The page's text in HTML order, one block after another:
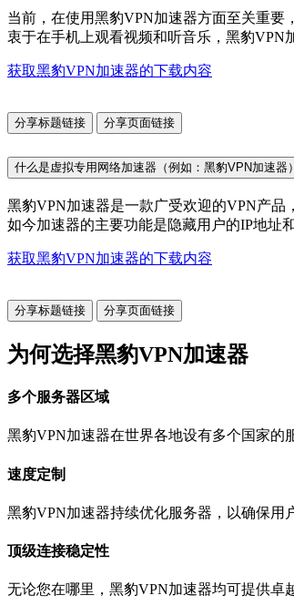
当前，在使用黑豹VPN加速器方面至关重
衷于在手机上观看视频和听音乐，黑豹VPN
获取黑豹VPN加速器的下载内容
分享标题链接 分享页面链接
什么是虚拟专用网络加速器（例如：黑豹VPN加速器
黑豹VPN加速器是一款广受欢迎的VPN产品
如今加速器的主要功能是隐藏用户的IP地址
获取黑豹VPN加速器的下载内容
分享标题链接 分享页面链接
为何选择黑豹VPN加速器
多个服务器区域
黑豹VPN加速器在世界各地设有多个国家的
速度定制
黑豹VPN加速器持续优化服务器，以确保用
顶级连接稳定性
无论您在哪里，黑豹VPN加速器均可提供卓